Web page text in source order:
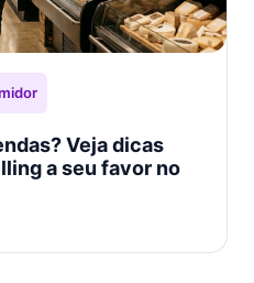
Veja dicas
a seu favor no